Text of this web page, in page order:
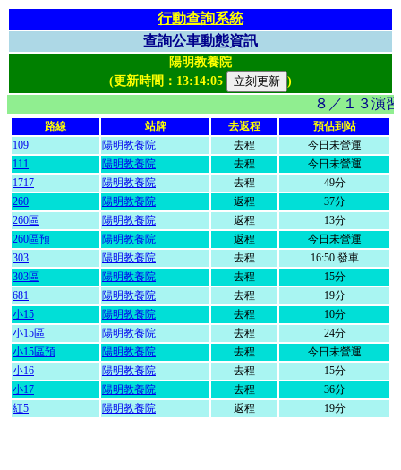
行動查詢系統
查詢公車動態資訊
陽明教養院
(更新時間： 13:14:05 )
８／１３
路線 站牌 去返程
預估到站
109
陽明教養院 去程
今日未營運
111
陽明教養院 去程
今日未營運
1717
陽明教養院 去程
49分
260
陽明教養院 返程
37分
260區
陽明教養院 返程
13分
260區預
陽明教養院 返程
今日未營運
303
陽明教養院 去程
16:50 發車
303區
陽明教養院 去程
15分
681
陽明教養院 去程
19分
小15
陽明教養院 去程
10分
小15區
陽明教養院 去程
24分
小15區預
陽明教養院 去程
今日未營運
小16
陽明教養院 去程
15分
小17
陽明教養院 去程
36分
紅5
陽明教養院 返程 19分